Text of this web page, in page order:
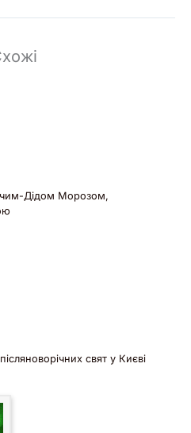
Дідом Морозом,
свят у Києві